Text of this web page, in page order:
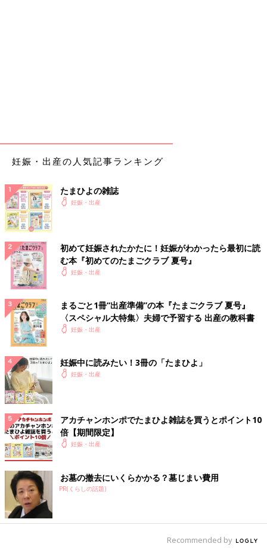
妊娠・出産の人気記事ランキング
たまひよの雑誌
妊娠・出産
初めて妊娠されたかたに！妊娠がわかったら最初に読
む本『初めてのたまごクラブ 夏号』
妊娠・出産
まるごと1冊“出産準備”の本『たまごクラブ 夏号』
〈スペシャル大特集〉夫婦で予習する 出産の教科書
妊娠・出産
妊娠中に読みたい！3冊の「たまひよ」
妊娠・出産
アカチャンホンポでたまひよ雑誌を買うとポイント10
倍【期間限定】
妊娠・出産
お墓の撤去にいくらかかる？墓じまい費用
PR(くらしの話題)
Recommended by